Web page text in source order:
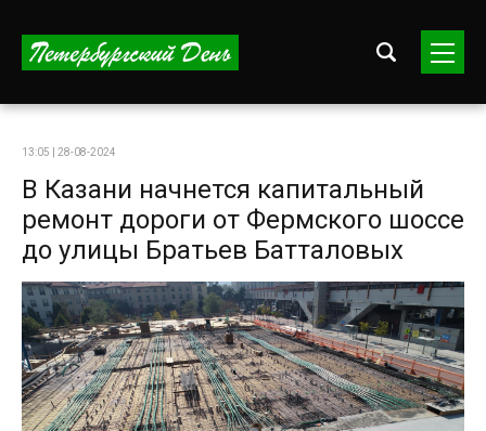
13:05 | 28-08-2024
В Казани начнется капитальный
ремонт дороги от Фермского шоссе
до улицы Братьев Батталовых